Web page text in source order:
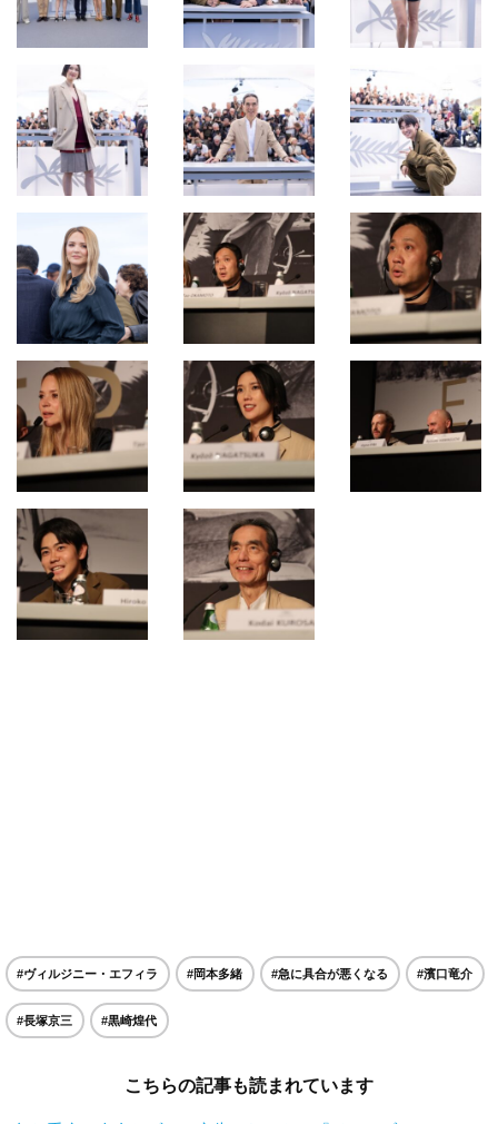
#ヴィルジニー・エフィラ #岡本多緒 #急に具合が悪くなる #濱口竜介
#長塚京三 #黒崎煌代
こちらの記事も読まれています